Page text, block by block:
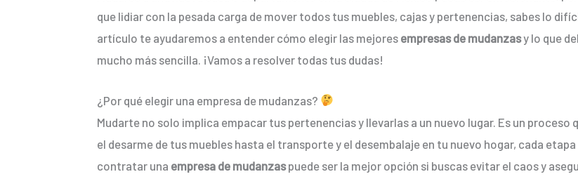
que lidiar con la pesada carga de mover todos tus muebles, cajas y pertenencias, sabes lo
artículo te ayudaremos a entender cómo elegir las mejores empresas de mudanzasy lo que
mucho más sencilla. ¡Vamos a resolver todas tus dudas!
¿Por qué elegir una empresa de mudanzas?
Mudarte no solo implica empacar tus pertenencias y llevarlas a un nuevo lugar. Es un
el desarme de tus muebles hasta el transporte y el desembalaje en tu nuevo hogar, cada
contratar una empresa de mudanzaspuede ser la mejor opción si buscas evitar el caos y